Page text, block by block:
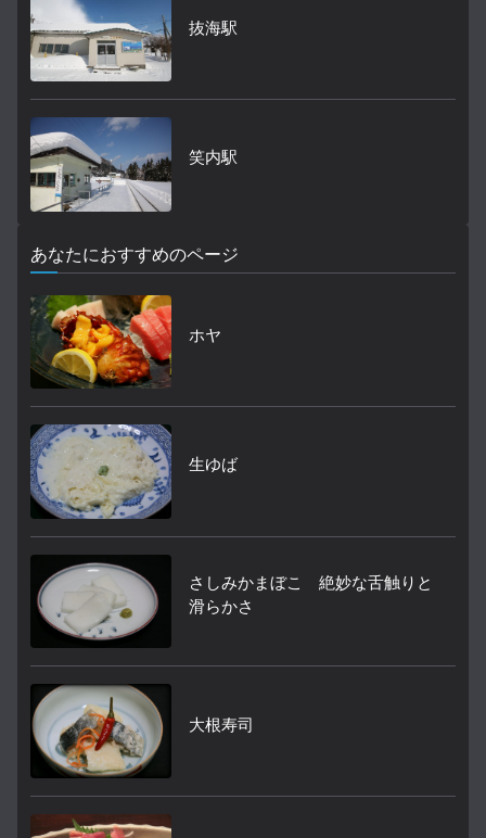
抜海駅
笑内駅
あなたにおすすめのページ
ホヤ
生ゆば
さしみかまぼこ 絶妙な舌触りと
滑らかさ
大根寿司